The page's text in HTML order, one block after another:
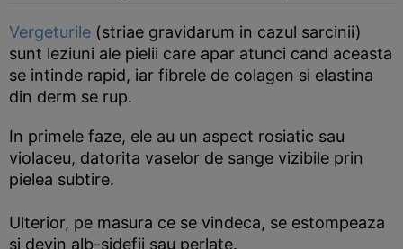
Vergeturile (striae gravidarum in cazul sarcinii)
sunt leziuni ale pielii care apar atunci cand aceasta
se intinde rapid, iar fibrele de colagen si elastina
din derm se rup.
In primele faze, ele au un aspect rosiatic sau
violaceu, datorita vaselor de sange vizibile prin
pielea subtire.
Ulterior, pe masura ce se vindeca, se estompeaza
si devin alb-sidefii sau perlate.